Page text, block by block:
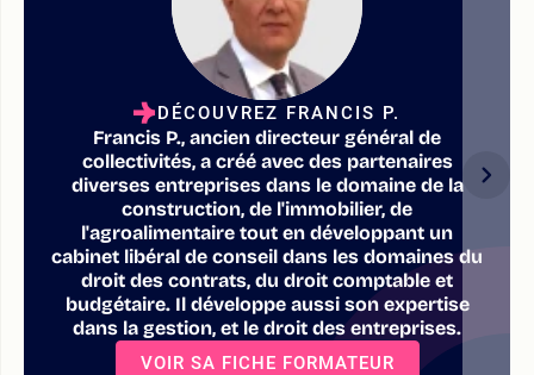
DÉCOUVREZ FRANCIS P.
Francis P., ancien directeur général de
collectivités, a créé avec des partenaires
diverses entreprises dans le domaine de la
construction, de l'immobilier, de
l'agroalimentaire tout en développant un
cabinet libéral de conseil dans les domaines du
droit des contrats, du droit comptable et
budgétaire. Il développe aussi son expertise
dans la gestion, et le droit des entreprises.
VOIR SA FICHE FORMATEUR